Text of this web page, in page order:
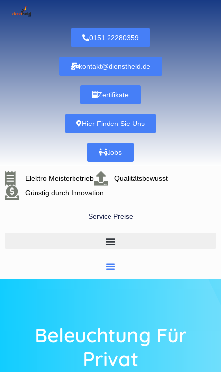
0151 22280359
kontakt@dienstheld.de
Zertifikate
Hier Finden Sie Uns
Jobs
Elektro Meisterbetrieb
Qualitätsbewusst
Günstig durch Innovation
Service Preise
Beleuchtung Für
Privat